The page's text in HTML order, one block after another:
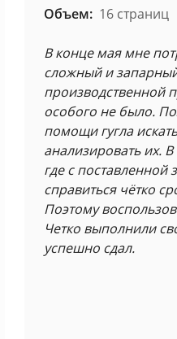
Объем: 16 страниц
В конце мая мне
сложный и
производственной
особого не было.
помощи гугла
анализировать их.
где с
справиться чётко
Поэтому
Четко выполнили
успешно сдал.